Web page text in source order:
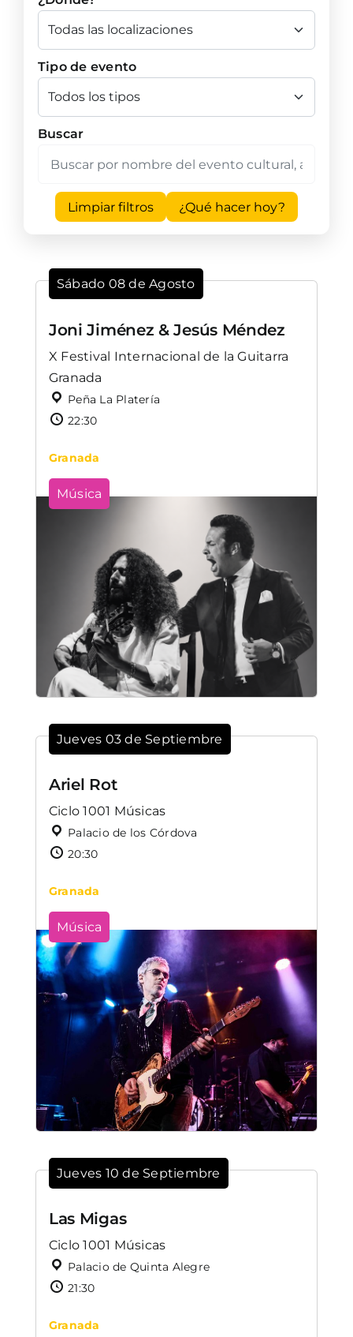
Tipo de evento
Buscar
Limpiar filtros ¿Qué hacer hoy?
Sábado 08 de Agosto
Joni Jiménez & Jesús Méndez
X Festival Internacional de la Guitarra
Granada
Peña La Platería
22:30
Granada
Música
Jueves 03 de Septiembre
Ariel Rot
Ciclo 1001 Músicas
Palacio de los Córdova
20:30
Granada
Música
Jueves 10 de Septiembre
Las Migas
Ciclo 1001 Músicas
Palacio de Quinta Alegre
21:30
Granada